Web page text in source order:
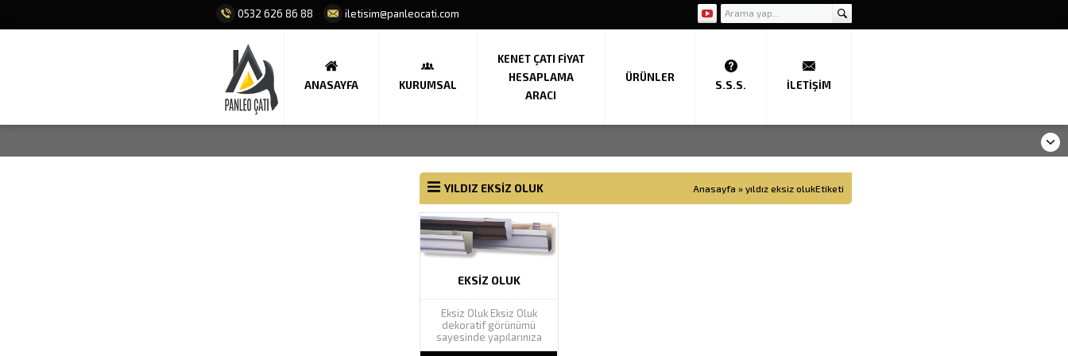
0532 626 86 88 iletisim@panleocati.com
ANASAYFA KURUMSAL
KENET ÇATI FIYAT
HESAPLAMA
ARACI
ÜRÜNLER
S.S.S. İLETIŞIM
YILDIZ EKSIZ OLUK Anasayfa » yıldız eksiz olukEtiketi
EKSIZ OLUK
Eksiz Oluk Eksiz Oluk
dekoratif görünümü
sayesinde yapılarınıza
estetik güzellik katarak